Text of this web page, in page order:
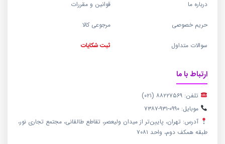
درباره ما قوانین و مقررات
حریم خصوصی مرجوعی کالا
سوالات متداول ثبت شکایات
ارتباط با ما
تلفن: ۸۸۲۲۷۵۶۹ (۰۲۱)
موبایل: ۰۹۹۰-۹۳۱-۷۳۸۷
آدرس: تهران، پایین‌تر از میدان ولیعصر، تقاطع طالقانی، مجتمع تجاری نور،
طبقه همکف دوم، واحد ۷۰۸۱